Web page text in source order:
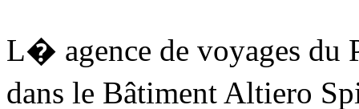
L� agence de voyages du
dans le Bâtiment Altiero